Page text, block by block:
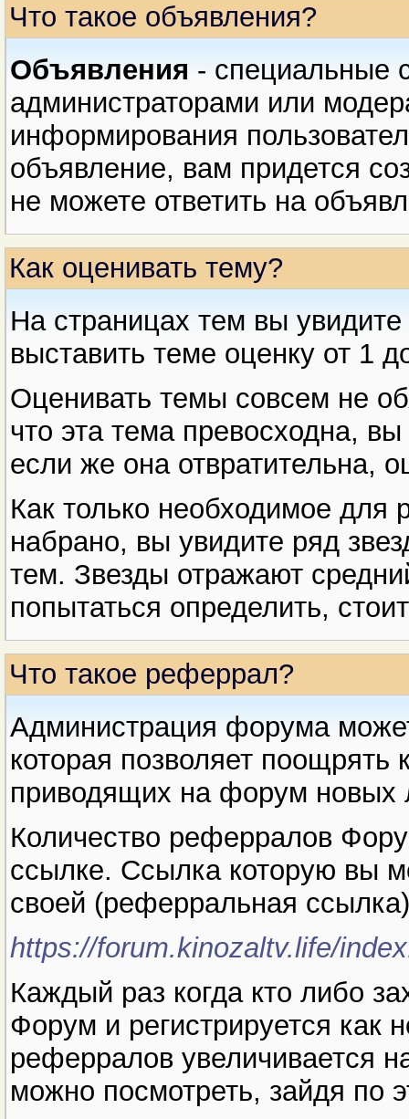
Что такое объявления?
Объявления - специальные
администраторами или
информирования
объявление, вам придется
не можете ответить на
Как оценивать тему?
На страницах тем вы
выставить теме оценку от 1
Оценивать темы совсем не
что эта тема превосходна,
если же она отвратительна,
Как только необходимое для
набрано, вы увидите ряд
тем. Звезды отражают
попытаться определить,
Что такое реферрал?
Администрация форума
которая позволяет поощрять
приводящих на форум новых
Количество реферралов
ссылке. Ссылка которую вы
своей (реферральная
https://forum.kinozaltv.life/
Каждый раз когда кто либо
Форум и регистрируется как
реферралов увеличивается
можно посмотреть, зайдя по